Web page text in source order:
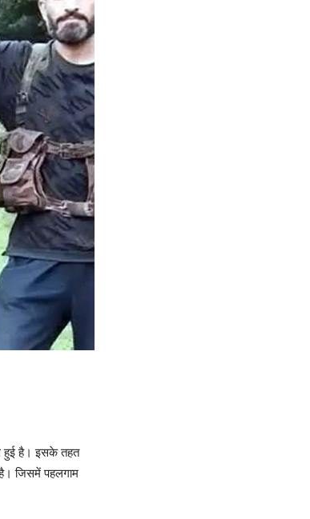
हुई है। इसके तहत
जिसमें पहलगाम